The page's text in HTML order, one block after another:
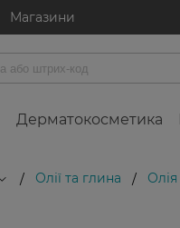
Магазини
Дерматокосметика
/ Олії та глина /